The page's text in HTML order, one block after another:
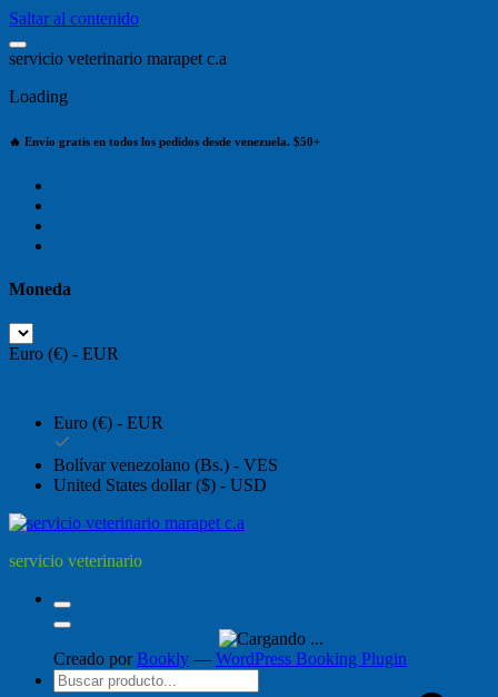
Saltar al contenido
servicio veterinario marapet c.a
Loading
🔥 Envío gratis en todos los pedidos desde venezuela. $50+
Moneda
Euro (€) - EUR
Euro (€) - EUR
Bolívar venezolano (Bs.) - VES
United States dollar ($) - USD
servicio veterinario
Creado por Bookly — WordPress Booking Plugin